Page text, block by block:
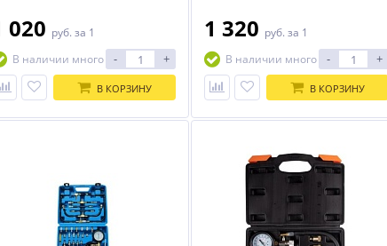
020 руб. за 1
В наличии много
- +
В КОРЗИНУ
1 320 руб. за 1
В наличии много
- +
В КОРЗИНУ